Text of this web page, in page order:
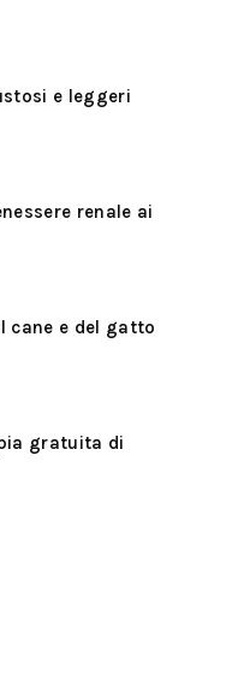
e leggeri
renale ai
cane e del gatto
gratuita di